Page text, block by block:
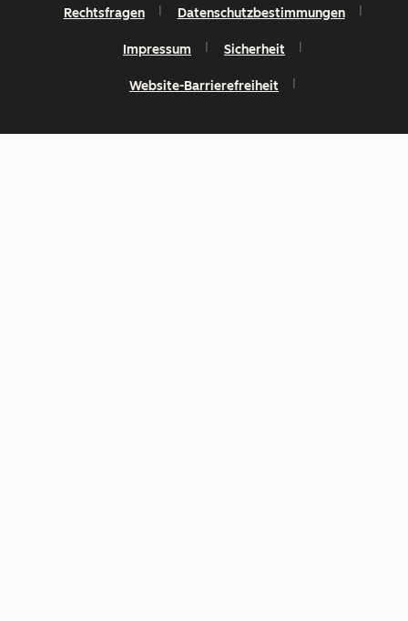
Rechtsfragen Datenschutzbestimmungen
Impressum Sicherheit
Website-Barrierefreiheit